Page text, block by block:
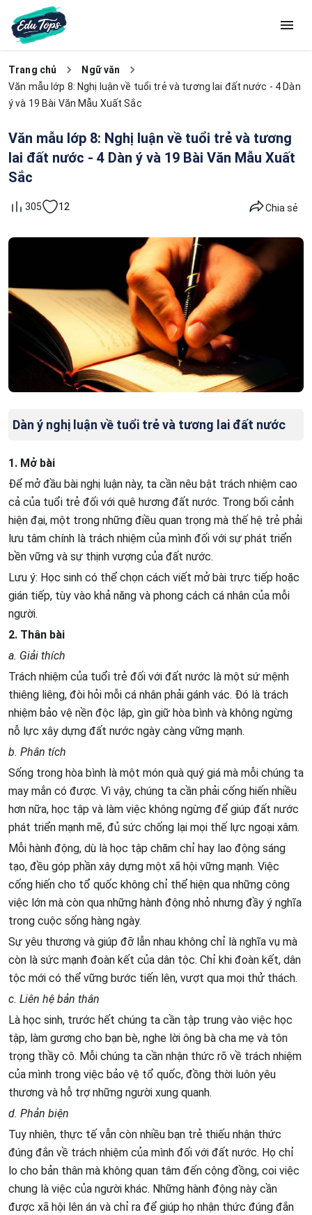
Trang chủ
Ngữ văn
Văn mẫu lớp 8: Nghị luận về tuổi trẻ và tương lai đất nước - 4 Dàn
ý và 19 Bài Văn Mẫu Xuất Sắc
Văn mẫu lớp 8: Nghị luận về tuổi trẻ và tương
lai đất nước - 4 Dàn ý và 19 Bài Văn Mẫu Xuất
Sắc
305 12 Chia sẻ
Dàn ý nghị luận về tuổi trẻ và tương lai đất nước
1. Mở bài
Để mở đầu bài nghị luận này, ta cần nêu bật trách nhiệm cao
cả của tuổi trẻ đối với quê hương đất nước. Trong bối cảnh
hiện đại, một trong những điều quan trọng mà thế hệ trẻ phải
lưu tâm chính là trách nhiệm của mình đối với sự phát triển
bền vững và sự thịnh vượng của đất nước.
Lưu ý: Học sinh có thể chọn cách viết mở bài trực tiếp hoặc
gián tiếp, tùy vào khả năng và phong cách cá nhân của mỗi
người.
2. Thân bài
a. Giải thích
Trách nhiệm của tuổi trẻ đối với đất nước là một sứ mệnh
thiêng liêng, đòi hỏi mỗi cá nhân phải gánh vác. Đó là trách
nhiệm bảo vệ nền độc lập, gìn giữ hòa bình và không ngừng
nỗ lực xây dựng đất nước ngày càng vững mạnh.
b. Phân tích
Sống trong hòa bình là một món quà quý giá mà mỗi chúng ta
may mắn có được. Vì vậy, chúng ta cần phải cống hiến nhiều
hơn nữa, học tập và làm việc không ngừng để giúp đất nước
phát triển mạnh mẽ, đủ sức chống lại mọi thế lực ngoại xâm.
Mỗi hành động, dù là học tập chăm chỉ hay lao động sáng
tạo, đều góp phần xây dựng một xã hội vững mạnh. Việc
cống hiến cho tổ quốc không chỉ thể hiện qua những công
việc lớn mà còn qua những hành động nhỏ nhưng đầy ý nghĩa
trong cuộc sống hàng ngày.
Sự yêu thương và giúp đỡ lẫn nhau không chỉ là nghĩa vụ mà
còn là sức mạnh đoàn kết của dân tộc. Chỉ khi đoàn kết, dân
tộc mới có thể vững bước tiến lên, vượt qua mọi thử thách.
c. Liên hệ bản thân
Là học sinh, trước hết chúng ta cần tập trung vào việc học
tập, làm gương cho bạn bè, nghe lời ông bà cha mẹ và tôn
trọng thầy cô. Mỗi chúng ta cần nhận thức rõ về trách nhiệm
của mình trong việc bảo vệ tổ quốc, đồng thời luôn yêu
thương và hỗ trợ những người xung quanh.
d. Phản biện
Tuy nhiên, thực tế vẫn còn nhiều bạn trẻ thiếu nhận thức
đúng đắn về trách nhiệm của mình đối với đất nước. Họ chỉ
lo cho bản thân mà không quan tâm đến cộng đồng, coi việc
chung là việc của người khác. Những hành động này cần
được xã hội lên án và chỉ ra để giúp họ nhận thức đúng đắn